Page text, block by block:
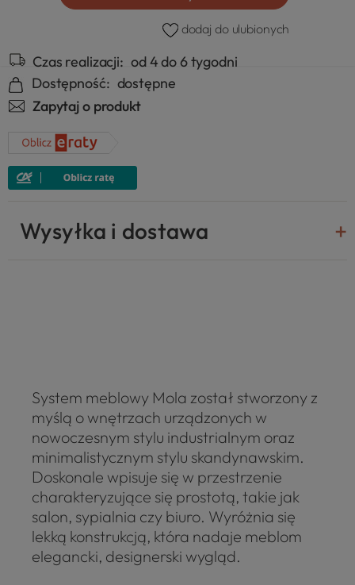
dodaj do ulubionych
Czas realizacji: od 4 do 6 tygodni
Dostępność: dostępne
Zapytaj o produkt
Wysyłka i dostawa
System meblowy Mola został stworzony z
myślą o wnętrzach urządzonych w
nowoczesnym stylu industrialnym oraz
minimalistycznym stylu skandynawskim.
Doskonale wpisuje się w przestrzenie
charakteryzujące się prostotą, takie jak
salon, sypialnia czy biuro. Wyróżnia się
lekką konstrukcją, która nadaje meblom
elegancki, designerski wygląd.